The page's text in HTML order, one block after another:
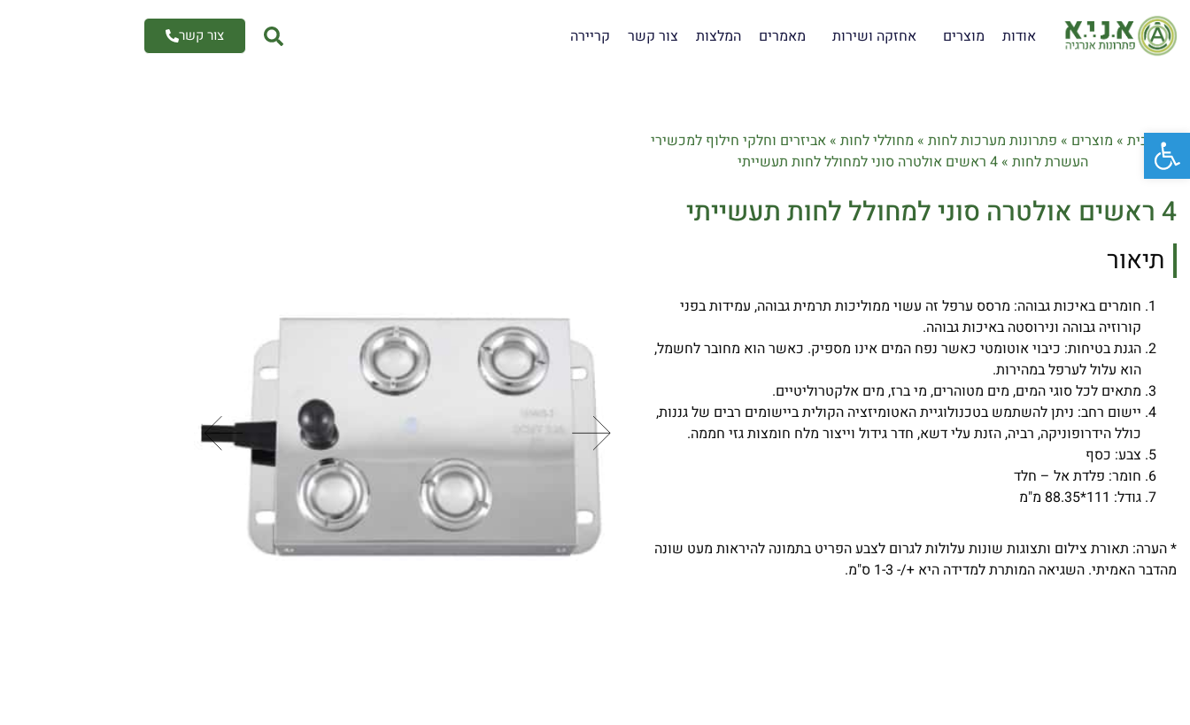
אודות מוצרים אחזקה ושירות מאמרים המלצות צור קשר קריירה צור קשר
דף הבית » מוצרים » פתרונות מערכות לחות » מחוללי לחות »אביזרים וחלקי חילוף למכשירי
העשרת לחות »4 ראשים אולטרה סוני למחולל לחות תעשייתי
4 ראשים אולטרה סוני למחולל לחות תעשייתי
תיאור
חומרים באיכות גבוהה: מרסס ערפל זה עשוי ממוליכות תרמית גבוהה, עמידות בפני
קורוזיה גבוהה ונירוסטה באיכות גבוהה.
הגנת בטיחות: כיבוי אוטומטי כאשר נפח המים אינו מספיק. כאשר הוא מחובר לחשמל,
הוא עלול לערפל במהירות.
מתאים לכל סוגי המים, מים מטוהרים, מי ברז, מים אלקטרוליטיים.
יישום רחב: ניתן להשתמש בטכנולוגיית האטומיזציה הקולית ביישומים רבים של גננות,
כולל הידרופוניקה, רביה, הזנת עלי דשא, חדר גידול וייצור מלח חומצות גזי חממה.
צבע: כסף
חומר: פלדת אל – חלד
גודל: 111*88.35 מ"מ
* הערה: תאורת צילום ותצוגות שונות עלולות לגרום לצבע הפריט בתמונה להיראות מעט שונה
מהדבר האמיתי. השגיאה המותרת למדידה היא +/- 1-3 ס"מ.
פתח סרגל נגישות